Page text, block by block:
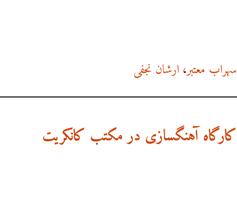
سهراب معتبر، ارشان نجفی
کارگاه آهنگسازی در مکتب کانکریت